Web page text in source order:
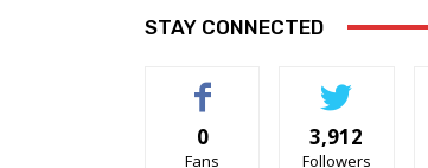
STAY CONNECTED
0
Fans
3,912
Followers